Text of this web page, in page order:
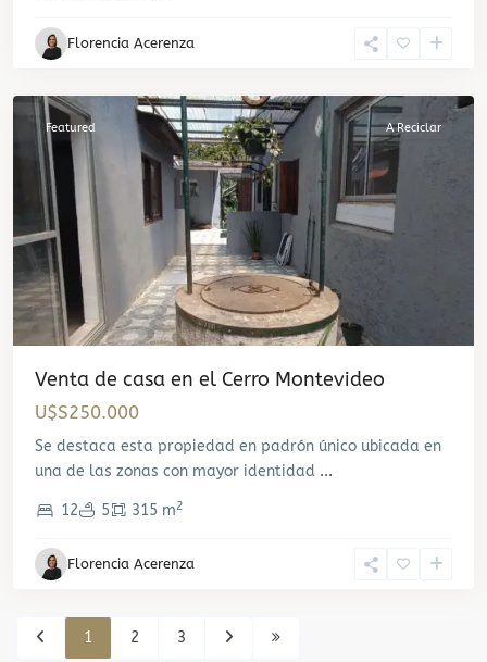
Florencia Acerenza
Cerro,
Featured A Reciclar
Venta de casa en el Cerro Montevideo
U$S250.000
Se destaca esta propiedad en padrón único ubicada en
una de las zonas con mayor identidad ...
12 5 315 m2
Florencia Acerenza
1 2 3